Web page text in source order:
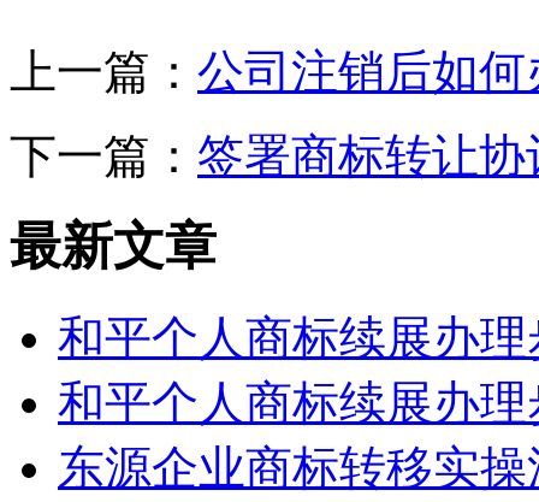
上一篇： 公司注销后如
下一篇： 签署商标转让
最新文章
和平个人商标续展办
和平个人商标续展办
东源企业商标转移实操